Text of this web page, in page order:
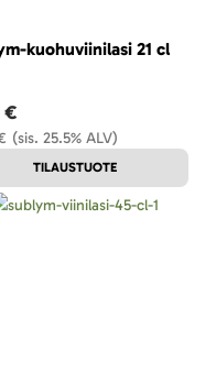
kuohuviinilasi 21 cl
(sis. 25.5% ALV)
€
TILAUSTUOTE